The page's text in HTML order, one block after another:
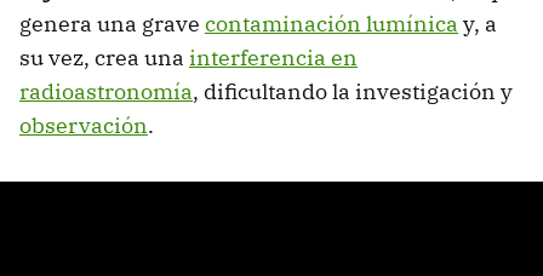
genera una grave contaminación lumínica y, a
su vez, crea una interferencia en
radioastronomía, dificultando la investigación y
observación.